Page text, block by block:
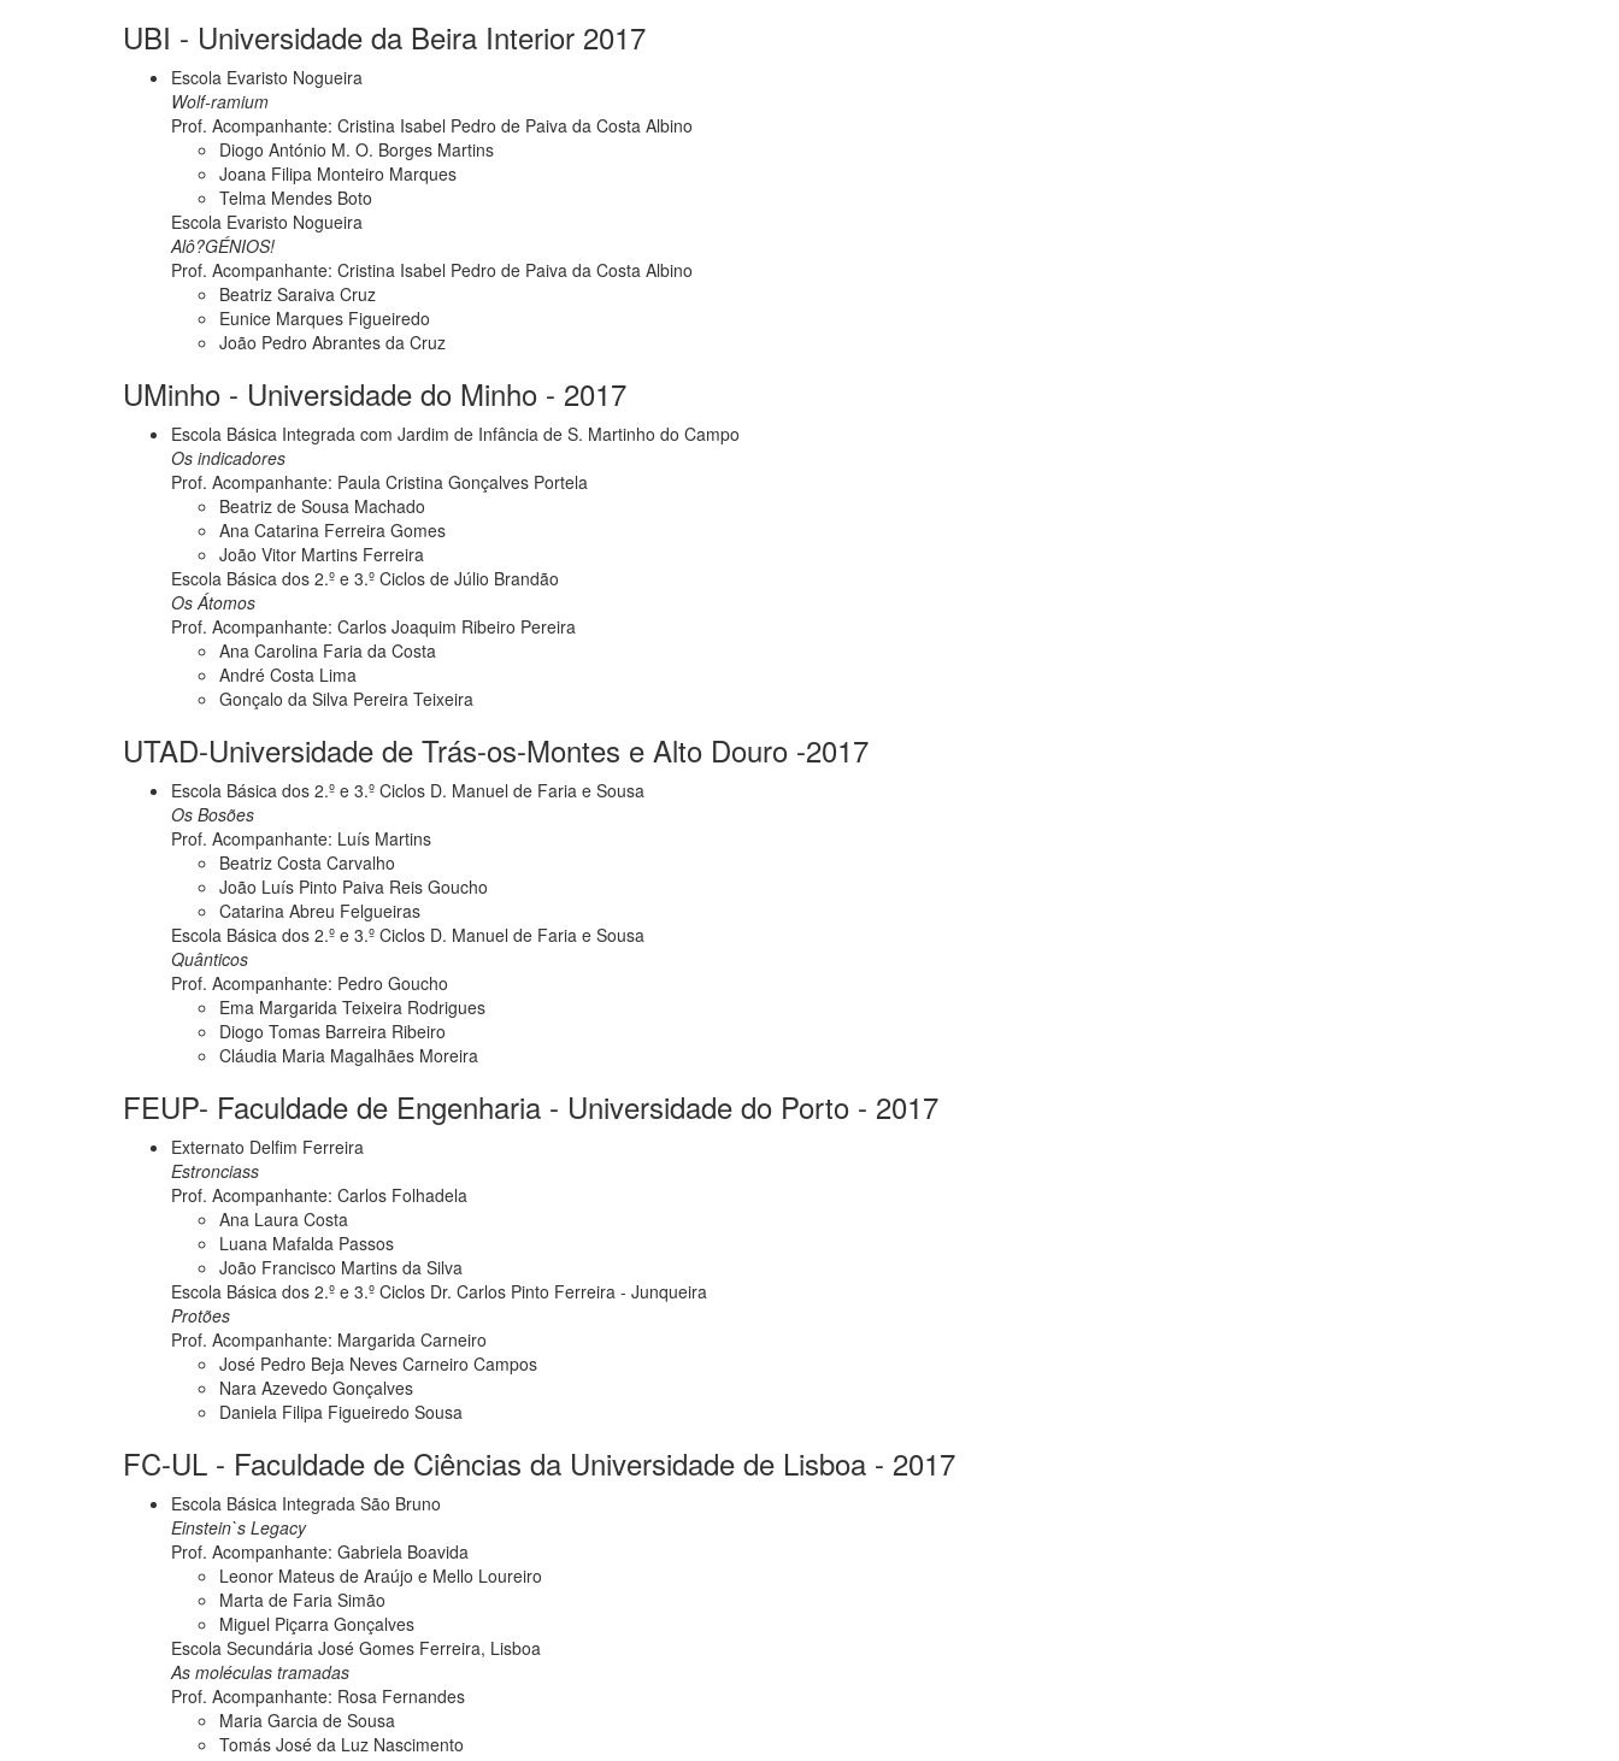
UBI - Universidade da Beira Interior 2017
Escola Evaristo Nogueira
Wolf-ramium
Prof. Acompanhante: Cristina Isabel Pedro de Paiva da Costa Albino
Diogo António M. O. Borges Martins
Joana Filipa Monteiro Marques
Telma Mendes Boto
Escola Evaristo Nogueira
Alô?GÉNIOS!
Prof. Acompanhante: Cristina Isabel Pedro de Paiva da Costa Albino
Beatriz Saraiva Cruz
Eunice Marques Figueiredo
João Pedro Abrantes da Cruz
UMinho - Universidade do Minho - 2017
Escola Básica Integrada com Jardim de Infância de S. Martinho do Campo
Os indicadores
Prof. Acompanhante: Paula Cristina Gonçalves Portela
Beatriz de Sousa Machado
Ana Catarina Ferreira Gomes
João Vitor Martins Ferreira
Escola Básica dos 2.º e 3.º Ciclos de Júlio Brandão
Os Átomos
Prof. Acompanhante: Carlos Joaquim Ribeiro Pereira
Ana Carolina Faria da Costa
André Costa Lima
Gonçalo da Silva Pereira Teixeira
UTAD-Universidade de Trás-os-Montes e Alto Douro -2017
Escola Básica dos 2.º e 3.º Ciclos D. Manuel de Faria e Sousa
Os Bosões
Prof. Acompanhante: Luís Martins
Beatriz Costa Carvalho
João Luís Pinto Paiva Reis Goucho
Catarina Abreu Felgueiras
Escola Básica dos 2.º e 3.º Ciclos D. Manuel de Faria e Sousa
Quânticos
Prof. Acompanhante: Pedro Goucho
Ema Margarida Teixeira Rodrigues
Diogo Tomas Barreira Ribeiro
Cláudia Maria Magalhães Moreira
FEUP- Faculdade de Engenharia - Universidade do Porto - 2017
Externato Delfim Ferreira
Estronciass
Prof. Acompanhante: Carlos Folhadela
Ana Laura Costa
Luana Mafalda Passos
João Francisco Martins da Silva
Escola Básica dos 2.º e 3.º Ciclos Dr. Carlos Pinto Ferreira - Junqueira
Protões
Prof. Acompanhante: Margarida Carneiro
José Pedro Beja Neves Carneiro Campos
Nara Azevedo Gonçalves
Daniela Filipa Figueiredo Sousa
FC-UL - Faculdade de Ciências da Universidade de Lisboa - 2017
Escola Básica Integrada São Bruno
Einstein`s Legacy
Prof. Acompanhante: Gabriela Boavida
Leonor Mateus de Araújo e Mello Loureiro
Marta de Faria Simão
Miguel Piçarra Gonçalves
Escola Secundária José Gomes Ferreira, Lisboa
As moléculas tramadas
Prof. Acompanhante: Rosa Fernandes
Maria Garcia de Sousa
Tomás José da Luz Nascimento